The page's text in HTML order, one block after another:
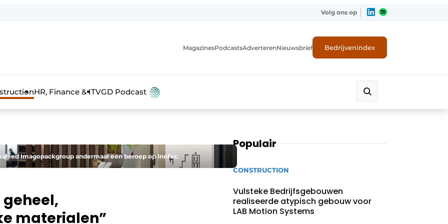
Volg ons op
MagazinesPodcastsAdverterenNieuwsbrief Bedrijvenindex
HR, Finance & ITVGD Podcast
Imagopackgroup andermaal een beroep op Inofec.
geheel,
materialen”
Populair
CONSTRUCTION
Vulsteke Bedrijfsgebouwen
realiseerde atypisch gebouw voor
LAB Motion Systems